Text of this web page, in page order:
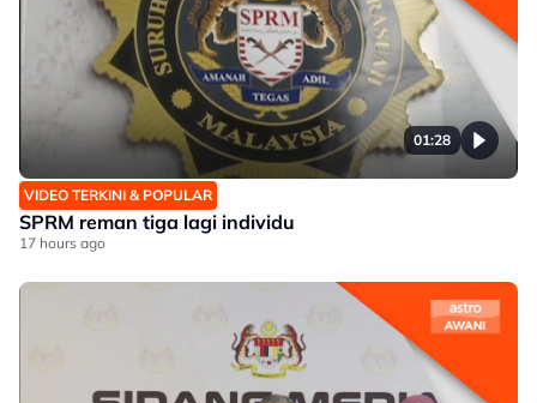
01:28
VIDEO TERKINI & POPULAR
SPRM reman tiga lagi individu
17 hours ago